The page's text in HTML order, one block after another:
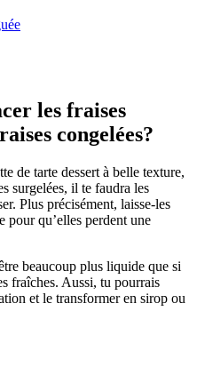
les fraises
congelées?
de tarte dessert à belle texture,
surgelées, il te faudra les
Plus précisément, laisse-les
pour qu’elles perdent une
beaucoup plus liquide que si
fraîches. Aussi, tu pourrais
et le transformer en sirop ou